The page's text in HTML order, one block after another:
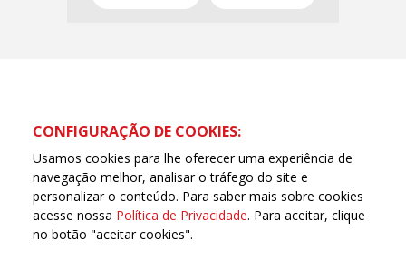
CONFIGURAÇÃO DE COOKIES:
Usamos cookies para lhe oferecer uma experiência de
navegação melhor, analisar o tráfego do site e
personalizar o conteúdo. Para saber mais sobre cookies
acesse nossa Política de Privacidade. Para aceitar, clique
no botão "aceitar cookies".